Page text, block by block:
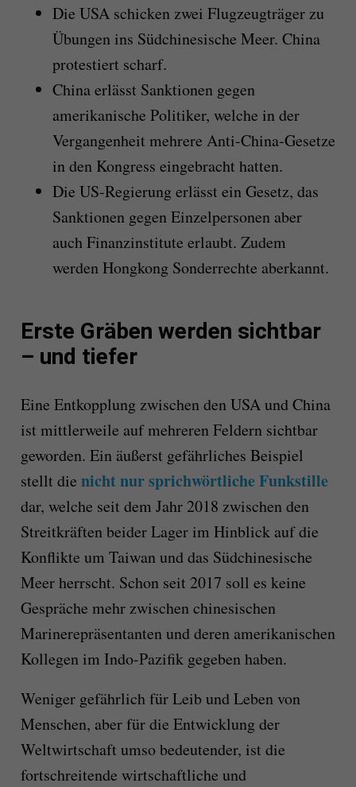
Die USA schicken zwei Flugzeugträger zu
Übungen ins Südchinesische Meer. China
protestiert scharf.
China erlässt Sanktionen gegen
amerikanische Politiker, welche in der
Vergangenheit mehrere Anti-China-Gesetze
in den Kongress eingebracht hatten.
Die US-Regierung erlässt ein Gesetz, das
Sanktionen gegen Einzelpersonen aber
auch Finanzinstitute erlaubt. Zudem
werden Hongkong Sonderrechte aberkannt.
Erste Gräben werden sichtbar
– und tiefer
Eine Entkopplung zwischen den USA und China
ist mittlerweile auf mehreren Feldern sichtbar
geworden. Ein äußerst gefährliches Beispiel
stellt die nicht nur sprichwörtliche Funkstille
dar, welche seit dem Jahr 2018 zwischen den
Streitkräften beider Lager im Hinblick auf die
Konflikte um Taiwan und das Südchinesische
Meer herrscht. Schon seit 2017 soll es keine
Gespräche mehr zwischen chinesischen
Marinerepräsentanten und deren amerikanischen
Kollegen im Indo-Pazifik gegeben haben.
Weniger gefährlich für Leib und Leben von
Menschen, aber für die Entwicklung der
Weltwirtschaft umso bedeutender, ist die
fortschreitende wirtschaftliche und